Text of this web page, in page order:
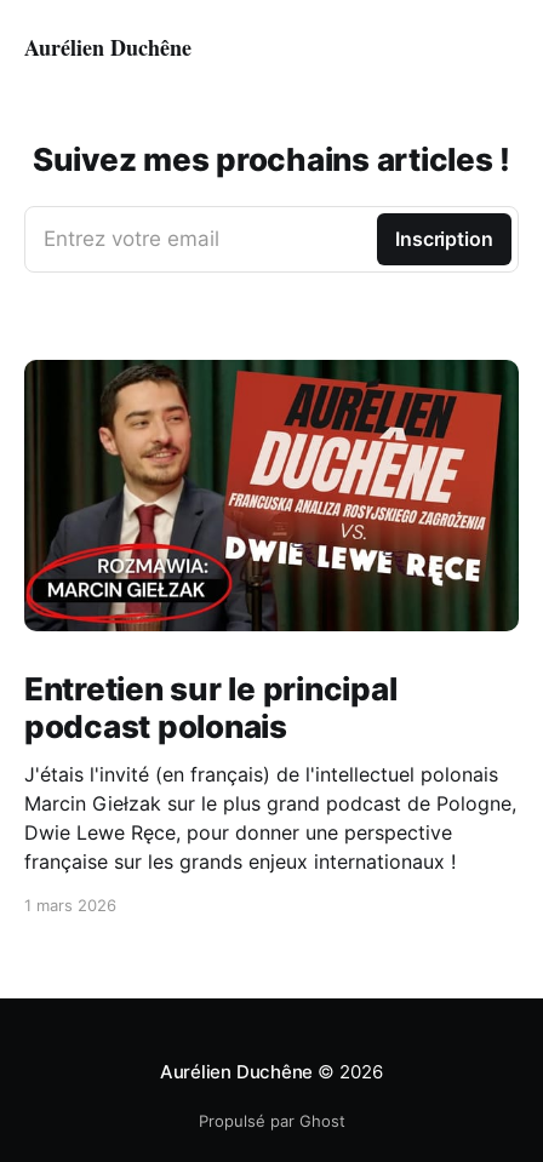
Aurélien Duchêne
Suivez mes prochains articles !
Entrez votre email Inscription
Entretien sur le principal
podcast polonais
J'étais l'invité (en français) de l'intellectuel polonais
Marcin Giełzak sur le plus grand podcast de Pologne,
Dwie Lewe Ręce, pour donner une perspective
française sur les grands enjeux internationaux !
1 mars 2026
Aurélien Duchêne © 2026
Propulsé par Ghost